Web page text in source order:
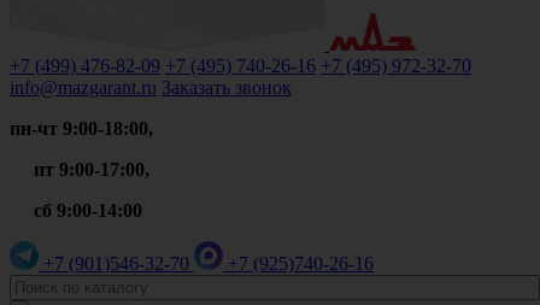
+7 (499) 476-82-09 +7 (495) 740-26-16 +7 (495) 972-32-70
info@mazgarant.ru Заказать звонок
пн-чт 9:00-18:00,
пт 9:00-17:00,
сб 9:00-14:00
+7 (901)546-32-70 +7 (925)740-26-16